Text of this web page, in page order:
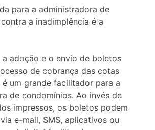
para a administradora de
a inadimplência é a
a adoção e o envio de boletos
de cobrança das cotas
um grande facilitador para a
de condomínios. Ao invés de
impressos, os boletos podem
e-mail, SMS, aplicativos ou